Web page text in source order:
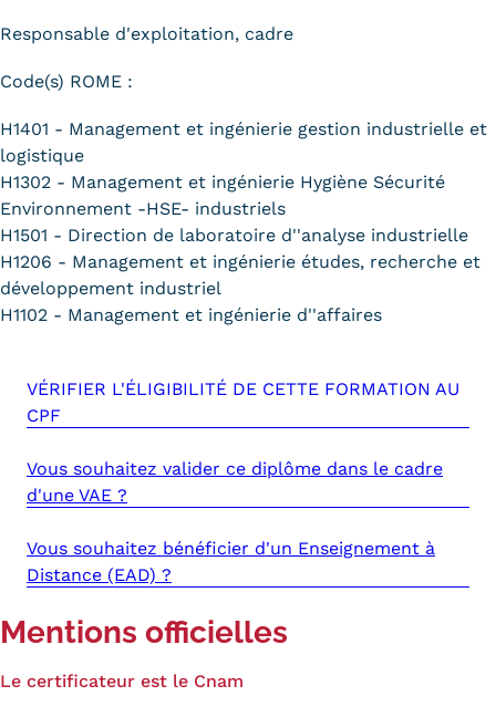
Responsable d'exploitation, cadre
Code(s) ROME :
H1401 - Management et ingénierie gestion industrielle et
logistique
H1302 - Management et ingénierie Hygiène Sécurité
Environnement -HSE- industriels
H1501 - Direction de laboratoire d''analyse industrielle
H1206 - Management et ingénierie études, recherche et
développement industriel
H1102 - Management et ingénierie d''affaires
VÉRIFIER L'ÉLIGIBILITÉ DE CETTE FORMATION AU
CPF
Vous souhaitez valider ce diplôme dans le cadre
d'une VAE ?
Vous souhaitez bénéficier d'un Enseignement à
Distance (EAD) ?
Mentions officielles
Le certificateur est le Cnam